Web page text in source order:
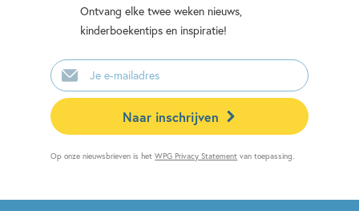
Ontvang elke twee weken nieuws,
kinderboekentips en inspiratie!
E-
mailadres
Naar inschrijven
Op onze nieuwsbrieven is hetWPG Privacy Statement van toepassing.